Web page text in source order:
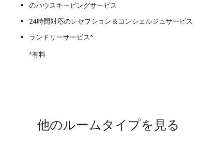
のハウスキーピングサービス
24時間対応のレセプション＆コンシェルジュサービス
ランドリーサービス^
^有料
他のルームタイプを見る